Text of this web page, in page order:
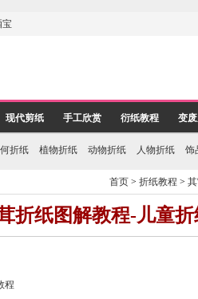
宝
现代剪纸 手工欣赏 衍纸教程 变
折纸 植物折纸 动物折纸 人物折纸 饰
首页 >折纸教程 >
折纸图解教程-儿童
程